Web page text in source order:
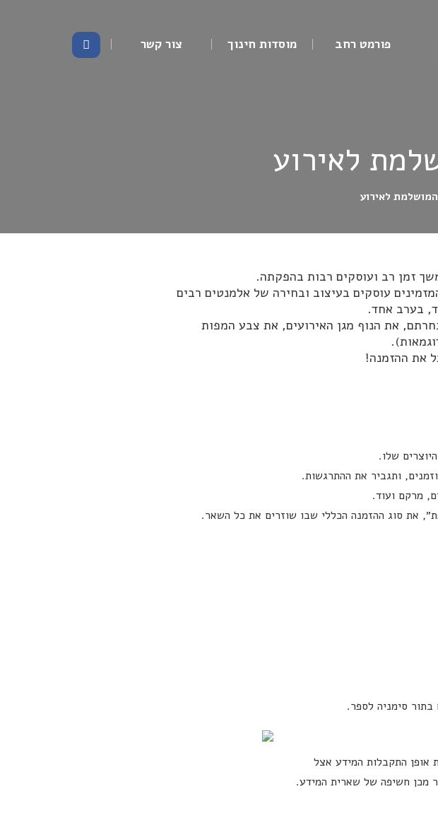
פורמט רחב מוסדות חינוך צור קשר
לאירוע
לאירוע
זמן רב ועוסקים רבות בהפקתה.
עוסקים בעיצוב ובחירה של אלמנטים רבים
בערב אחד.
את הנוף מגן האירועים, את צבע המפות
את ההזמנה!
שלו.
ותגביר את ההתרגשות.
מרקם ועוד.
את סוג ההזמנה הכללי שבו שוזרים את כל השאר.
סימניה לספר.
הקיפול ״מחלקת״ את אופן התקבלות המידע אצל
מכן חשיפה של שארית המידע.